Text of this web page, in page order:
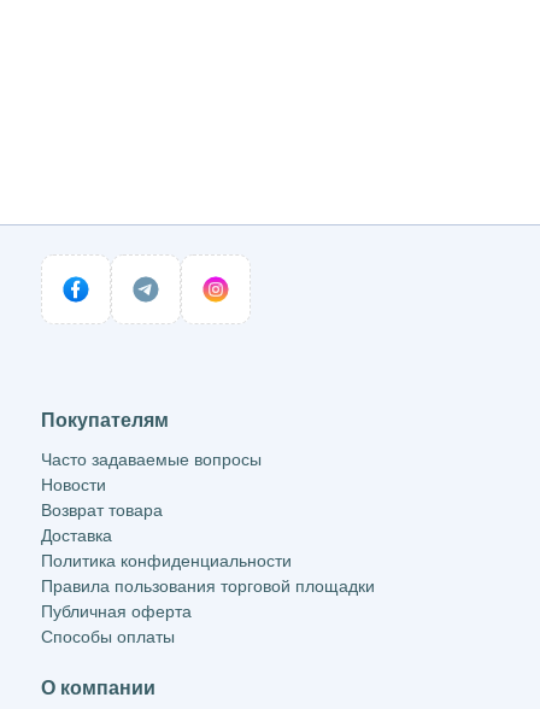
Покупателям
Часто задаваемые вопросы
Новости
Возврат товара
Доставка
Политика конфиденциальности
Правила пользования торговой площадки
Публичная оферта
Способы оплаты
О компании